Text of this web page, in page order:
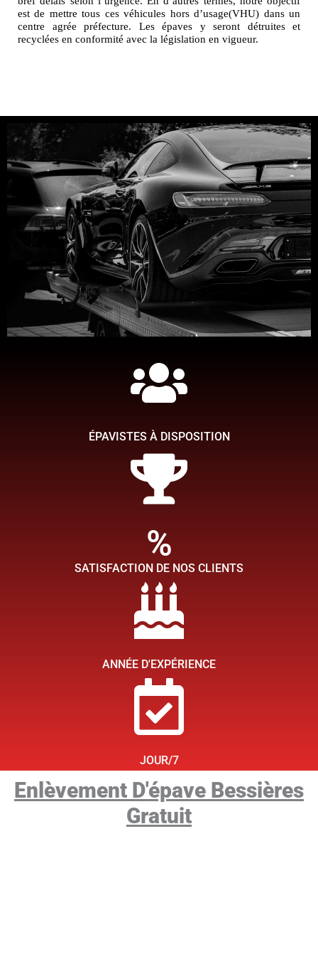
est de mettre tous ces véhicules hors d’usage(VHU) dans un
centre agrée préfecture. Les épaves y seront détruites et
recyclées en conformité avec la législation en vigueur.
Simplifiez-vous la tache
Chez TMB épaviste, ce qui compte pour nous c'est de faire en
voiture épave soit aussi simple que possible afin que vous
ÉPAVISTES À DISPOSITION
SATISFACTION DE NOS CLIENTS
%
ANNÉE D'EXPÉRIENCE
JOUR/7
Enlèvement D'épave Bessières
Gratuit